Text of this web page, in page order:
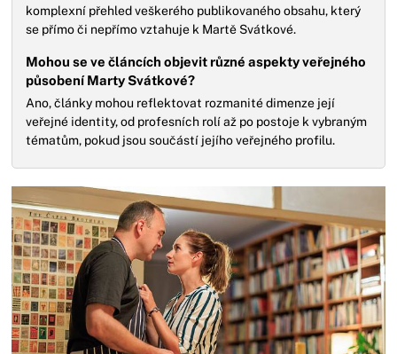
komplexní přehled veškerého publikovaného obsahu, který
se přímo či nepřímo vztahuje k Martě Svátkové.
Mohou se ve článcích objevit různé aspekty veřejného
působení Marty Svátkové?
Ano, články mohou reflektovat rozmanité dimenze její
veřejné identity, od profesních rolí až po postoje k vybraným
tématům, pokud jsou součástí jejího veřejného profilu.